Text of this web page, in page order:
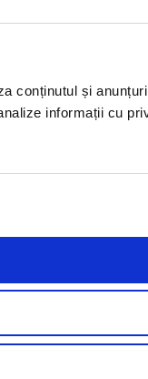
conținutul și
informații cu